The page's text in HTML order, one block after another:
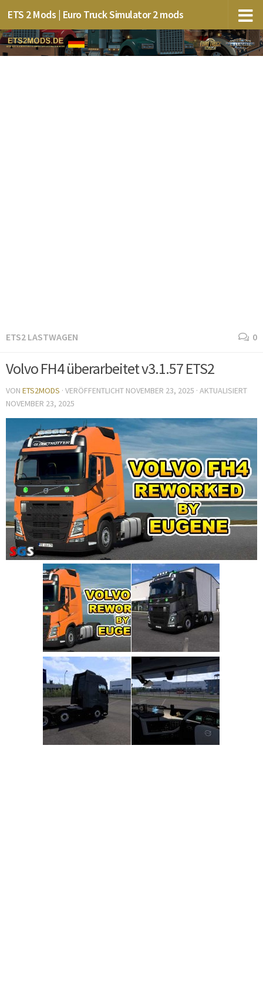
ETS 2 Mods | Euro Truck Simulator 2 mods
ETS2 LASTWAGEN 0
Volvo FH4 überarbeitet v3.1.57 ETS2
VON ETS2MODS · VERÖFFENTLICHT NOVEMBER 23, 2025 · AKTUALISIERT
NOVEMBER 23, 2025